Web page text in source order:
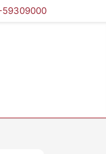
59309000